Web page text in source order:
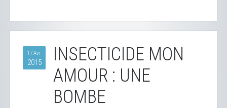
17 Avr
2015
INSECTICIDE MON
AMOUR : UNE
BOMBE